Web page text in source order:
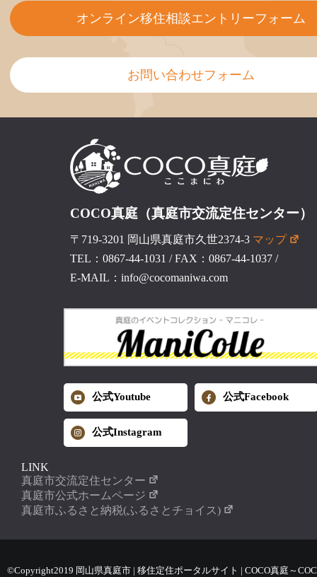
オンライン移住相談エントリーフォーム
お問い合わせフォーム
COCO真庭（真庭市交流定住センター）
〒719-3201 岡山県真庭市久世2374-3 マップ
TEL：0867-44-1031 /FAX：0867-44-1037/
E-MAIL：info@cocomaniwa.com
公式Youtube 公式Facebook
公式Instagram
LINK
真庭市交流定住センター
真庭市公式ホームページ
真庭市ふるさと納税(ふるさとチョイス)
©Copyright2019 岡山県真庭市 | 移住定住ポータルサイト | COCO真庭～